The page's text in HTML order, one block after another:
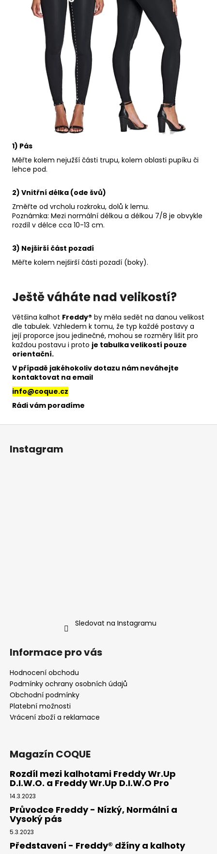
1) Pás
Měřte kolem nejužší části trupu, kolem oblasti pupíku či
lehce pod.
2) Vnitřní délka (ode švů)
Změřte od vrcholu rozkroku, dolů k lemu.
Poznámka: Mezi normální délkou a délkou 7/8 je obvykle
rozdíl v délce cca 10-13 cm.
3) Nejširší část pozadí
Měřte kolem nejširší části pozadí (boky).
Ještě váháte nad velikostí?
Většina kalhot Freddy® by měla sedět na danou velikost
dle tabulek. Vzhledem k tomu, že typ každé postavy a
její proporce jsou jedinečné, mohou se rozměry lišit pro
každou postavu i proto je tabulka velikostí pouze
orientační.
V případě jakéhokoliv dotazu nám neváhejte
kontaktovat na email
info@coque.cz
Rádi vám poradíme
Instagram
Sledovat na Instagramu
Informace pro vás
Hodnocení obchodu
Podmínky ochrany osobních údajů
Obchodní podmínky
Platební možnosti
Vrácení zboží a reklamace
Magazín COQUE
Rozdíl mezi kalhotami Freddy Wr.Up
D.I.W.O. a Freddy Wr.Up D.I.W.O Pro
14.3.2023
Průvodce Freddy - Nízký, Normální a
Vysoký pás
5.3.2023
Představení - Freddy® džíny a kalhoty